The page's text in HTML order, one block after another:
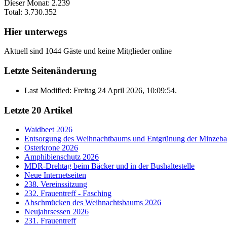
Dieser Monat: 2.239
Total: 3.730.352
Hier unterwegs
Aktuell sind 1044 Gäste und keine Mitglieder online
Letzte Seitenänderung
Last Modified: Freitag 24 April 2026, 10:09:54.
Letzte 20 Artikel
Waidbeet 2026
Entsorgung des Weihnachtbaums und Entgrünung der
Osterkrone 2026
Amphibienschutz 2026
MDR-Drehtag beim Bäcker und in der Bushaltestelle
Neue Internetseiten
238. Vereinssitzung
232. Frauentreff - Fasching
Abschmücken des Weihnachtsbaums 2026
Neujahrsessen 2026
231. Frauentreff